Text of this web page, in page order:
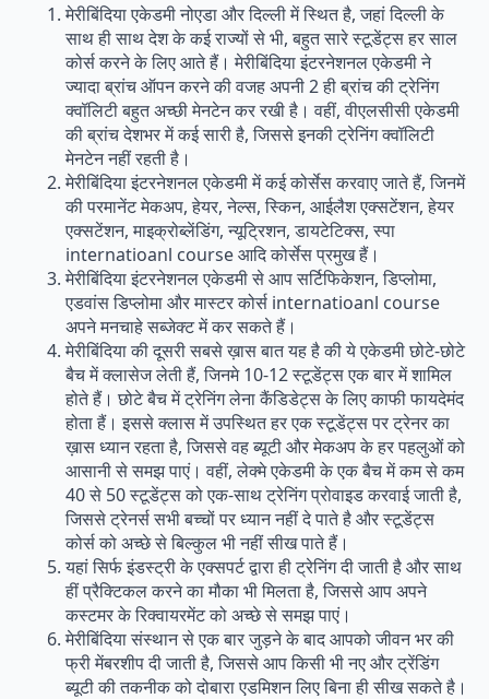
मेरीबिंदिया एकेडमी नोएडा और दिल्ली में स्थित है, जहां दिल्ली के
साथ ही साथ देश के कई राज्यों से भी, बहुत सारे स्टूडेंट्स हर साल
कोर्स करने के लिए आते हैं। मेरीबिंदिया इंटरनेशनल एकेडमी ने
ज्यादा ब्रांच ऑपन करने की वजह अपनी 2 ही ब्रांच की ट्रेनिंग
क्वॉलिटी बहुत अच्छी मेनटेन कर रखी है। वहीं, वीएलसीसी एकेडमी
की ब्रांच देशभर में कई सारी है, जिससे इनकी ट्रेनिंग क्वॉलिटी
मेनटेन नहीं रहती है।
मेरीबिंदिया इंटरनेशनल एकेडमी में कई कोर्सेस करवाए जाते हैं, जिनमें
की परमानेंट मेकअप, हेयर, नेल्स, स्किन, आईलैश एक्सटेंशन, हेयर
एक्सटेंशन, माइक्रोब्लेंडिंग, न्यूट्रिशन, डायटेटिक्स, स्पा
internatioanl course आदि कोर्सेस प्रमुख हैं।
मेरीबिंदिया इंटरनेशनल एकेडमी से आप सर्टिफिकेशन, डिप्लोमा,
एडवांस डिप्लोमा और मास्टर कोर्स internatioanl course
अपने मनचाहे सब्जेक्ट में कर सकते हैं।
मेरीबिंदिया की दूसरी सबसे ख़ास बात यह है की ये एकेडमी छोटे-छोटे
बैच में क्लासेज लेती हैं, जिनमे 10-12 स्टूडेंट्स एक बार में शामिल
होते हैं। छोटे बैच में ट्रेनिंग लेना कैंडिडेट्स के लिए काफी फायदेमंद
होता हैं। इससे क्लास में उपस्थित हर एक स्टूडेंट्स पर ट्रेनर का
ख़ास ध्यान रहता है, जिससे वह ब्यूटी और मेकअप के हर पहलुओं को
आसानी से समझ पाएं। वहीं, लेक्मे एकेडमी के एक बैच में कम से कम
40 से 50 स्टूडेंट्स को एक-साथ ट्रेनिंग प्रोवाइड करवाई जाती है,
जिससे ट्रेनर्स सभी बच्चों पर ध्यान नहीं दे पाते है और स्टूडेंट्स
कोर्स को अच्छे से बिल्कुल भी नहीं सीख पाते हैं।
यहां सिर्फ इंडस्ट्री के एक्सपर्ट द्वारा ही ट्रेनिंग दी जाती है और साथ
हीं प्रैक्टिकल करने का मौका भी मिलता है, जिससे आप अपने
कस्टमर के रिक्वायरमेंट को अच्छे से समझ पाएं।
मेरीबिंदिया संस्थान से एक बार जुड़ने के बाद आपको जीवन भर की
फ्री मेंबरशीप दी जाती है, जिससे आप किसी भी नए और ट्रेंडिंग
ब्यूटी की तकनीक को दोबारा एडमिशन लिए बिना ही सीख सकते है।